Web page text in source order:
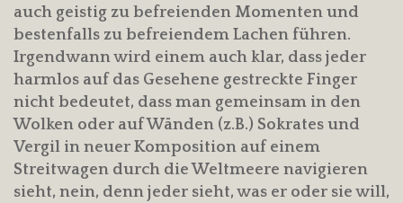
auch geistig zu befreienden Momenten und
bestenfalls zu befreiendem Lachen führen.
Irgendwann wird einem auch klar, dass jeder
harmlos auf das Gesehene gestreckte Finger
nicht bedeutet, dass man gemeinsam in den
Wolken oder auf Wänden (z.B.) Sokrates und
Vergil in neuer Komposition auf einem
Streitwagen durch die Weltmeere navigieren
sieht, nein, denn jeder sieht, was er oder sie will,